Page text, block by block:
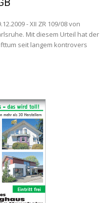
- XII ZR 109/08 von
hat der
seit langem kontrovers